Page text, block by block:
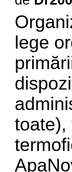
lege
toate),